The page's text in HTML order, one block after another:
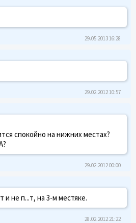
29.05.2013 16:28
29.02.2012 10:57
спокойно на нижних местах?
29.02.2012 00:00
не п...т, на 3-м местяке.
28.02.2012 21:22